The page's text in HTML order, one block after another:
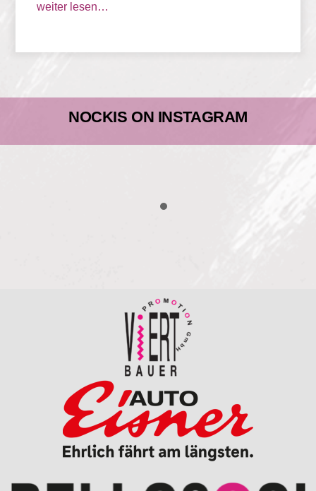
weiter lesen…
NOCKIS ON INSTAGRAM
Duett mit Pupo Album Glücksmomente (2025)